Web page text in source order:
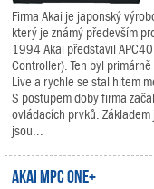
Firma Akai je japonský
který je známý především
1994 Akai představil
Controller). Ten byl
Live a rychle se stal hitem
S postupem doby firma
ovládacích prvků. Základem
jsou...
Akai MPC One+